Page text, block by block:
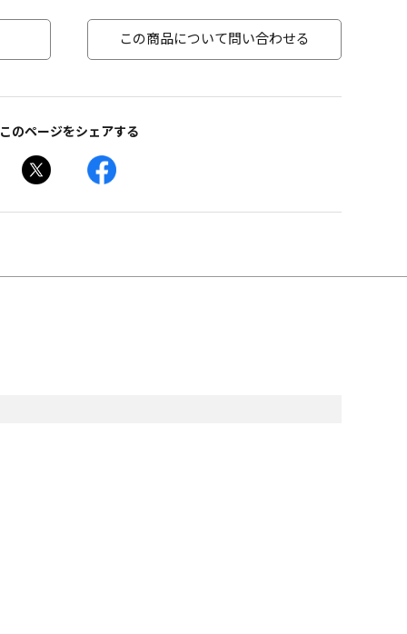
この商品について問い合わせる
このページをシェアする